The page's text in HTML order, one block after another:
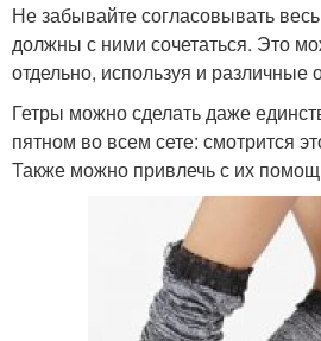
Не забывайте согласовывать
должны с ними сочетаться. Это
отдельно, используя и различные
Гетры можно сделать даже
пятном во всем сете: смотрится
Также можно привлечь с их